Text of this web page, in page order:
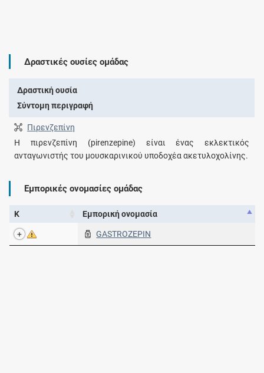
Δραστικές ουσίες ομάδας
Δραστική ουσία
Σύντομη περιγραφή
Πιρενζεπίνη
Η πιρενζεπίνη (pirenzepine) είναι ένας εκλεκτικός
ανταγωνιστής του μουσκαρινικού υποδοχέα ακετυλοχολίνης.
Εμπορικές ονομασίες ομάδας
Κ Εμπορική ονομασία
GASTROZEPIN